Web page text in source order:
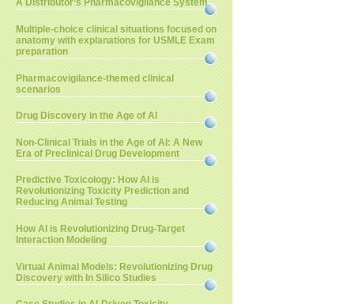
A Distributor’s Pharmacovigilance System
Multiple-choice clinical situations focused on
anatomy with explanations for USMLE Exam
preparation
Pharmacovigilance-themed clinical
scenarios
Drug Discovery in the Age of AI
Non-Clinical Trials in the Age of AI: A New
Era of Preclinical Drug Development
Predictive Toxicology: How AI is
Revolutionizing Toxicity Prediction and
Reducing Animal Testing
How AI is Revolutionizing Drug-Target
Interaction Modeling
Virtual Animal Models: Revolutionizing Drug
Discovery with In Silico Studies